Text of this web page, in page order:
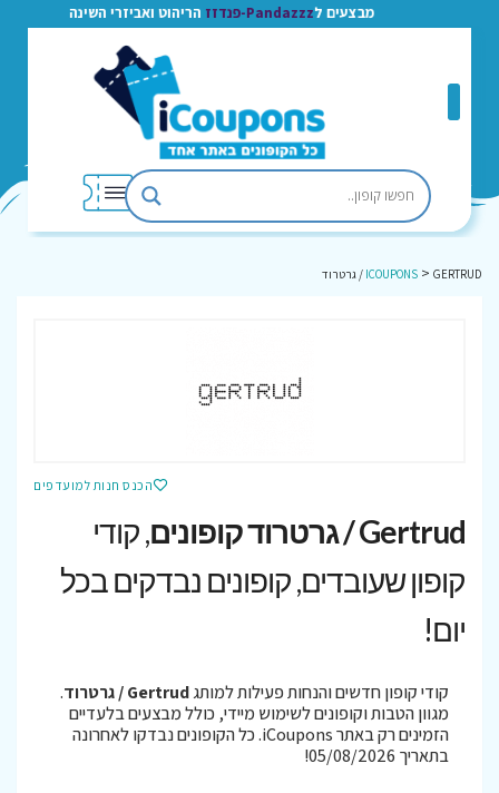
מבצעים לPandazzz-פנדזז הריהוט ואביזרי השינה
ICOUPONS > GERTRUD / גרטרוד
הכנס חנות למועדפים
Gertrud / גרטרוד קופונים
, קודי
קופון שעובדים, קופונים נבדקים בכל
יום!
קודי קופון חדשים והנחות פעילות למותגGertrud / גרטרוד
.
מגוון הטבות וקופונים לשימוש מיידי, כולל מבצעים בלעדיים
הזמינים רק באתר iCoupons. כל הקופונים נבדקו לאחרונה
בתאריך 05/08/2026!